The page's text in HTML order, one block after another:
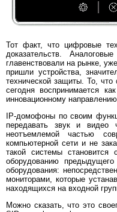
Тот факт, что цифровые
доказательств.
главенствовали на рынке,
пришли устройства,
технической защиты. То,
сегодня воспринимается
инновационному
IP-домофоны по своим
передавать звук и видео
неотъемлемой частью
компьютерной сети и не
такой системы
оборудованию
оборудования:
мониторами, которые
находящихся на входной
Можно сказать, что это